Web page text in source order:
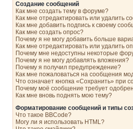
Создание сообщений
Как мне создать тему в форуме?
Как мне отредактировать или удалить
Как мне добавить подпись к своему
Как мне создать опрос?
Почему я не могу добавить больше
Как мне отредактировать или удалить
Почему мне недоступны некоторые
Почему я не могу добавлять вложения?
Почему я получил предупреждение?
Как мне пожаловаться на сообщения
Что означает кнопка «Сохранить» при
Почему моё сообщение требует
Как мне вновь поднять мою тему?
Форматирование сообщений и типы
Что такое BBCode?
Могу ли я использовать HTML?